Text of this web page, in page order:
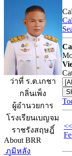
ว่าที่ ร.ต.เกชา
กลิ่นเพ็ง
ผู้อำนวยการ
โรงเรียนเบญจม
ราชรังสฤษฎิ์
About BRR
ภูมิหลัง
<<